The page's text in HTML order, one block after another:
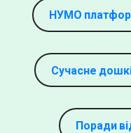
НУМО
Сучасне
Поради